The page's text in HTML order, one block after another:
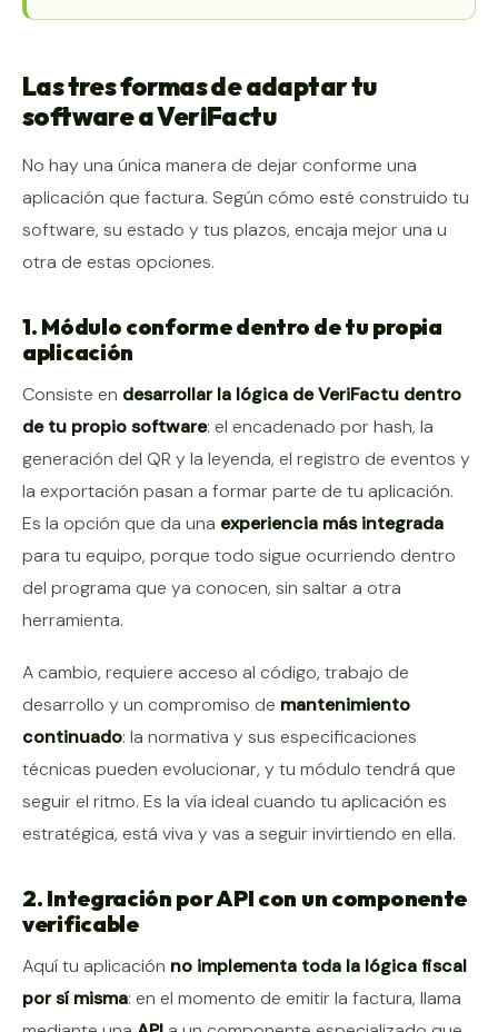
Las tres formas de adaptar tu
software a VeriFactu
No hay una única manera de dejar conforme una
aplicación que factura. Según cómo esté construido tu
software, su estado y tus plazos, encaja mejor una u
otra de estas opciones.
1. Módulo conforme dentro de tu propia
aplicación
Consiste en desarrollar la lógica de VeriFactu dentro
de tu propio software: el encadenado por hash, la
generación del QR y la leyenda, el registro de eventos y
la exportación pasan a formar parte de tu aplicación.
Es la opción que da una experiencia más integrada
para tu equipo, porque todo sigue ocurriendo dentro
del programa que ya conocen, sin saltar a otra
herramienta.
A cambio, requiere acceso al código, trabajo de
desarrollo y un compromiso de mantenimiento
continuado: la normativa y sus especificaciones
técnicas pueden evolucionar, y tu módulo tendrá que
seguir el ritmo. Es la vía ideal cuando tu aplicación es
estratégica, está viva y vas a seguir invirtiendo en ella.
2. Integración por API con un componente
verificable
Aquí tu aplicación no implementa toda la lógica fiscal
por sí misma: en el momento de emitir la factura, llama